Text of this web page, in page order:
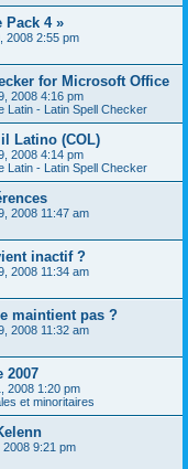
Pack 4 »
2008 2:55 pm
for Microsoft Office
2008 4:16 pm
Latin - Latin Spell Checker
Latino (COL)
2008 4:14 pm
Latin - Latin Spell Checker
2008 11:47 am
inactif ?
2008 11:34 am
maintient pas ?
2008 11:32 am
2007
2008 1:20 pm
et minoritaires
2008 9:21 pm